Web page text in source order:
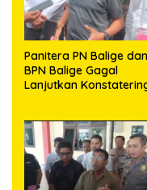
Panitera PN Balige dan
BPN Balige Gagal
Lanjutkan